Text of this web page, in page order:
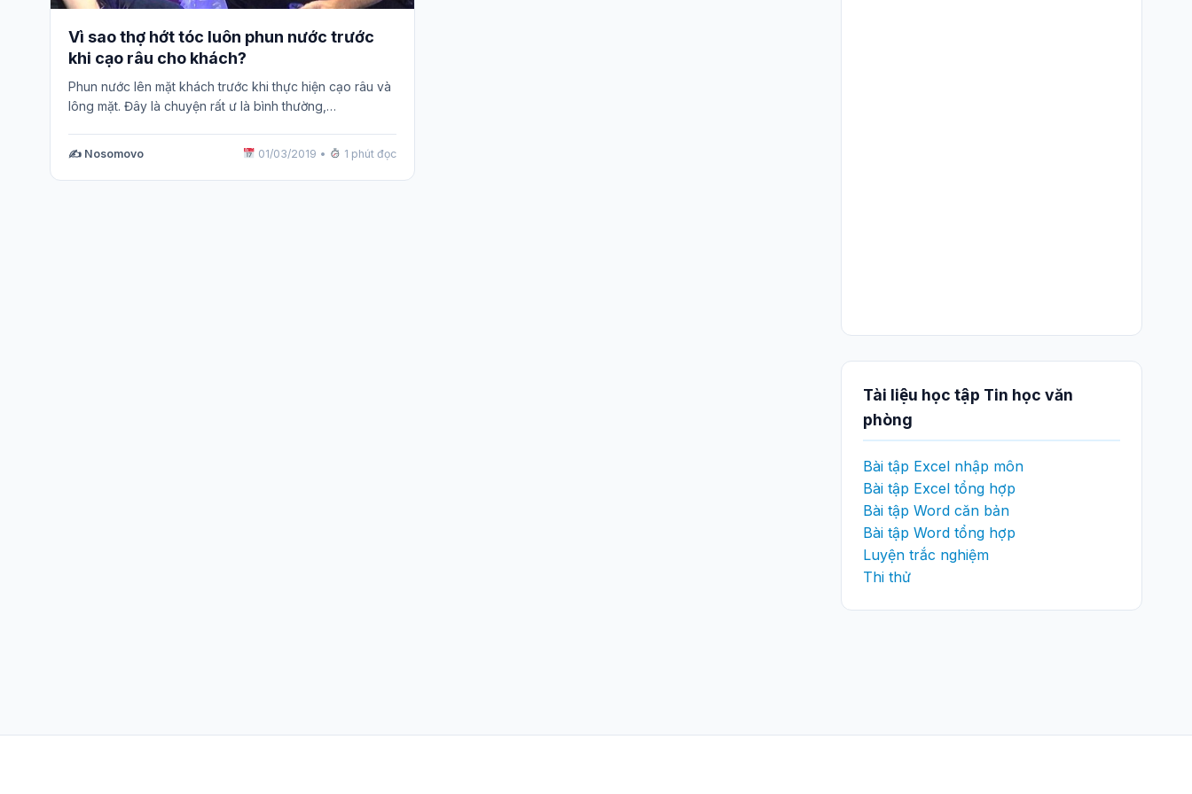
Vì sao thợ hớt tóc luôn phun nước trước
khi cạo râu cho khách?
Phun nước lên mặt khách trước khi thực hiện cạo râu và
lông mặt. Đây là chuyện rất ư là bình thường,…
✍️ Nosomovo 01/03/2019 • 1 phút đọc
Tài liệu học tập Tin học văn
phòng
Bài tập Excel nhập môn
Bài tập Excel tổng hợp
Bài tập Word căn bản
Bài tập Word tổng hợp
Luyện trắc nghiệm
Thi thử